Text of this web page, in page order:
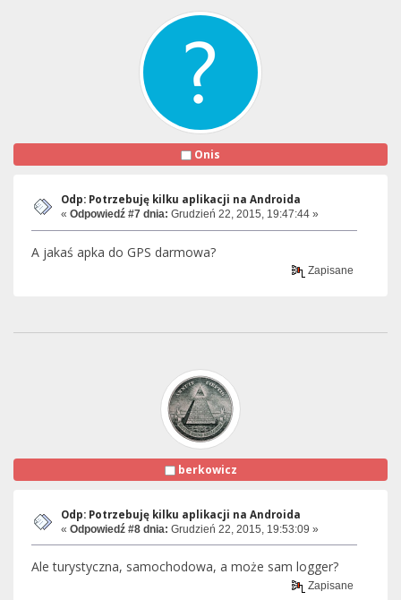
Onis
Odp: Potrzebuję kilku aplikacji na Androida
« Odpowiedź #7 dnia: Grudzień 22, 2015, 19:47:44 »
A jakaś apka do GPS darmowa?
Zapisane
berkowicz
Odp: Potrzebuję kilku aplikacji na Androida
« Odpowiedź #8 dnia: Grudzień 22, 2015, 19:53:09 »
Ale turystyczna, samochodowa, a może sam logger?
Zapisane